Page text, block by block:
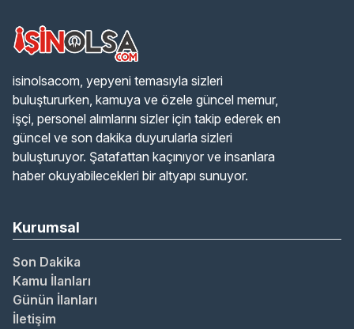
isinolsacom, yepyeni temasıyla sizleri
buluştururken, kamuya ve özele güncel memur,
işçi, personel alımlarını sizler için takip ederek en
güncel ve son dakika duyurularla sizleri
buluşturuyor. Şatafattan kaçınıyor ve insanlara
haber okuyabilecekleri bir altyapı sunuyor.
Kurumsal
Son Dakika
Kamu İlanları
Günün İlanları
İletişim